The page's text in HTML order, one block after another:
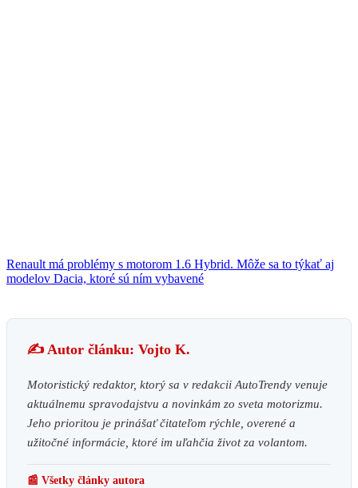
Renault má problémy s motorom 1.6 Hybrid. Môže sa to týkať aj
modelov Dacia, ktoré sú ním vybavené
✍️ Autor článku: Vojto K.
Motoristický redaktor, ktorý sa v redakcii AutoTrendy venuje
aktuálnemu spravodajstvu a novinkám zo sveta motorizmu.
Jeho prioritou je prinášať čitateľom rýchle, overené a
užitočné informácie, ktoré im uľahčia život za volantom.
📰 Všetky články autora